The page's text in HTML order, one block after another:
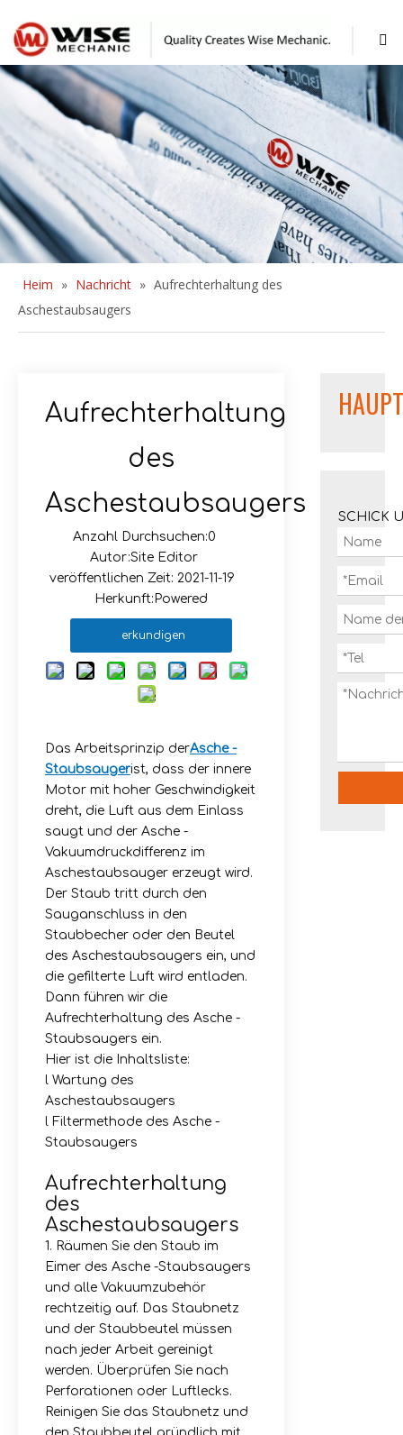
Heim » Nachricht » Aufrechterhaltung des
Aschestaubsaugers
Aufrechterhaltung
des
Aschestaubsaugers
Anzahl Durchsuchen:0
Autor:Site Editor
veröffentlichen Zeit: 2021-11-19
Herkunft: Powered
erkundigen
Das Arbeitsprinzip derAsche -
Staubsaugerist, dass der innere
Motor mit hoher Geschwindigkeit
dreht, die Luft aus dem Einlass
saugt und der Asche -
Vakuumdruckdifferenz im
Aschestaubsauger erzeugt wird.
Der Staub tritt durch den
Sauganschluss in den
Staubbecher oder den Beutel
des Aschestaubsaugers ein, und
die gefilterte Luft wird entladen.
Dann führen wir die
Aufrechterhaltung des Asche -
Staubsaugers ein.
Hier ist die Inhaltsliste:
l Wartung des
Aschestaubsaugers
l Filtermethode des Asche -
Staubsaugers
Aufrechterhaltung
des
Aschestaubsaugers
1. Räumen Sie den Staub im
Eimer des Asche -Staubsaugers
und alle Vakuumzubehör
rechtzeitig auf. Das Staubnetz
und der Staubbeutel müssen
nach jeder Arbeit gereinigt
werden. Überprüfen Sie nach
Perforationen oder Luftlecks.
Reinigen Sie das Staubnetz und
SCHICK